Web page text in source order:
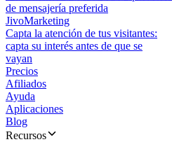
de mensajería preferida
JivoMarketing
Capta la atención de tus visitantes:
capta su interés antes de que se
vayan
Precios
Afiliados
Ayuda
Aplicaciones
Blog
Recursos